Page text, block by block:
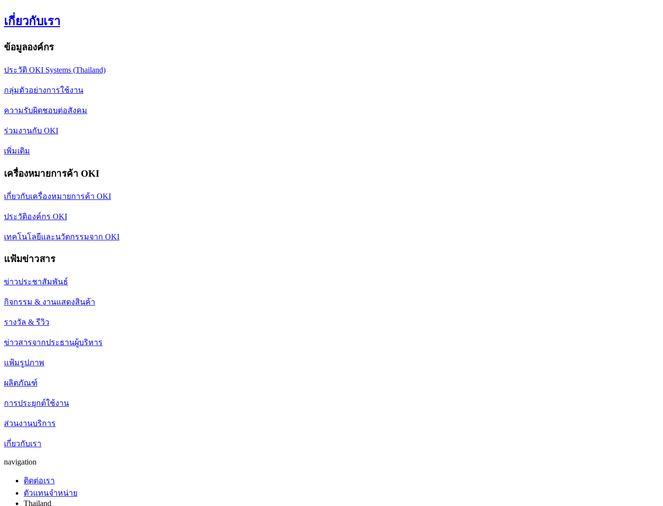
เกี่ยวกับเรา
ข้อมูลองค์กร
ประวัติ OKI Systems (Thailand)
กลุ่มตัวอย่างการใช้งาน
ความรับผิดชอบต่อสังคม
ร่วมงานกับ OKI
เพิ่มเติม
เครื่องหมายการค้า OKI
เกี่ยวกับเครื่องหมายการค้า OKI
ประวัติองค์กร OKI
เทคโนโลยีและนวัตกรรมจาก OKI
แฟ้มข่าวสาร
ข่าวประชาสัมพันธ์
กิจกรรม & งานแสดงสินค้า
รางวัล & รีวิว
ข่าวสารจากประธานผู้บริหาร
แฟ้มรูปภาพ
ผลิตภัณฑ์
การประยุกต์ใช้งาน
ส่วนงานบริการ
เกี่ยวกับเรา
navigation
ติดต่อเรา
ตัวแทนจำหน่าย
Thailand